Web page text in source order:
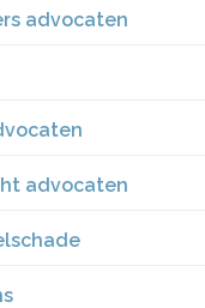
advocaten
advocaten